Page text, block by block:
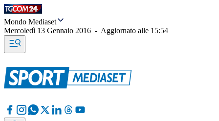
Mondo Mediaset
Mercoledì 13 Gennaio 2016 - Aggiornato alle 15:54